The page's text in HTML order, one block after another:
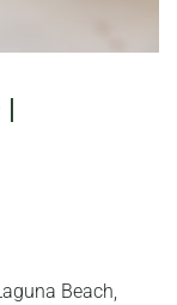
|
Beach,